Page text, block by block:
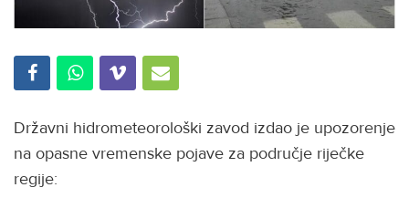
Državni hidrometeorološki zavod izdao je upozorenje
na opasne vremenske pojave za područje riječke
regije: